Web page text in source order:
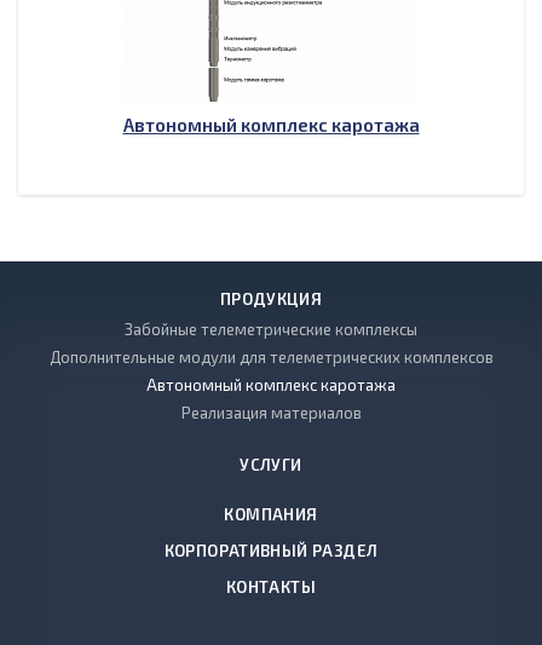
Автономный комплекс каротажа
ПРОДУКЦИЯ
Забойные телеметрические комплексы
Дополнительные модули для телеметрических комплексов
Автономный комплекс каротажа
Реализация материалов
УСЛУГИ
КОМПАНИЯ
КОРПОРАТИВНЫЙ РАЗДЕЛ
КОНТАКТЫ